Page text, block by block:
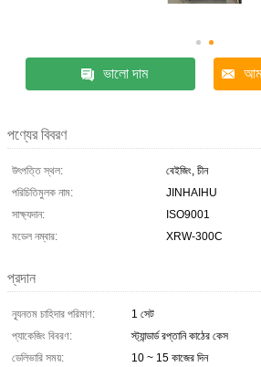
ভালো দাম
পণ্যের বিবরণ
উৎপত্তি স্থল:
বেইজিং, চীন
পরিচিতিমুলক নাম:
JINHAIHU
সাক্ষ্যদান:
ISO9001
মডেল নম্বার:
XRW-300C
প্রদান
ন্যূনতম চাহিদার পরিমাণ:
1 সেট
প্যাকেজিং বিবরণ:
স্ট্যান্ডার্ড রপ্তানি কাঠের কেস
ডেলিভারি সময়:
10 ~ 15 কাজের দিন